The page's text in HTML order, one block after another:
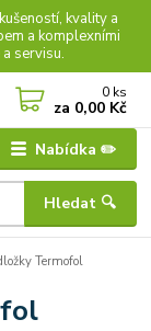
kvality a
a komplexními
servisu.
Nabídka ✏️
Hledat 🔍
0 ks
za 0,00 Kč
Termofol